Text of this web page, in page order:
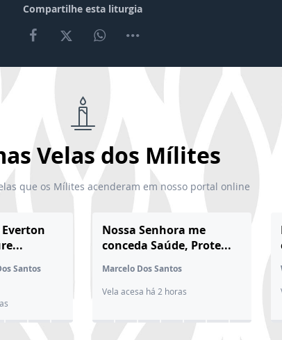
Compartilhe esta liturgia
Velas dos Mílites
que os Mílites acenderam em nosso portal online
Everton
Santos
Nossa Senhora me
conceda Saúde, Prote...
Marcelo Dos Santos
Vela acesa há 2 horas